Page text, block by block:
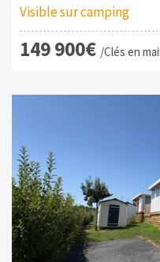
Visible sur camping
149 900€ /Clés en